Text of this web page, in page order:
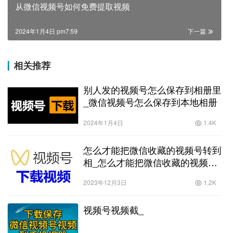
从微信视频号如何免费提取视频
下一篇
2024年1月4日 pm7:59
相关推荐
别人发的视频号怎么保存到相册里
_微信视频号怎么保存到本地相册
2024年1月4日 1.4K
怎么才能把微信收藏的视频号转到
相_怎么才能把微信收藏的视频号
2023年12月3日 1.2K
视频号视频截_